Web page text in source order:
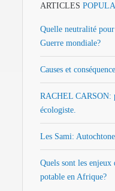
ARTICLES
Quelle neutralité
Guerre mondiale?
Causes et
RACHEL CARSON:
écologiste.
Les Sami:
Quels sont les enjeux
potable en Afrique?